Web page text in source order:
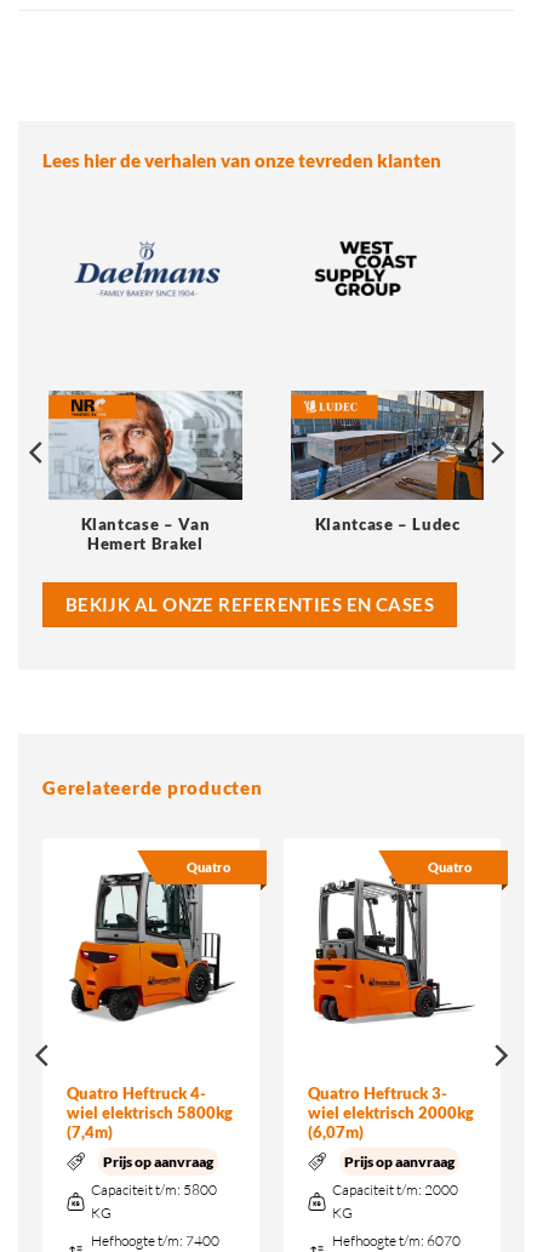
Lees hier de verhalen van onze tevreden klanten
Klantcase – Van
Hemert Brakel
Klantcase – Ludec
BEKIJK AL ONZE REFERENTIES EN CASES
Gerelateerde producten
Quatro
Quatro Heftruck 4-
wiel elektrisch 5800kg
(7,4m)
Prijs op aanvraag
Capaciteit t/m: 5800
KG
Hefhoogte t/m: 7400
Quatro
Quatro Heftruck 3-
wiel elektrisch 2000kg
(6,07m)
Prijs op aanvraag
Capaciteit t/m: 2000
KG
Hefhoogte t/m: 6070